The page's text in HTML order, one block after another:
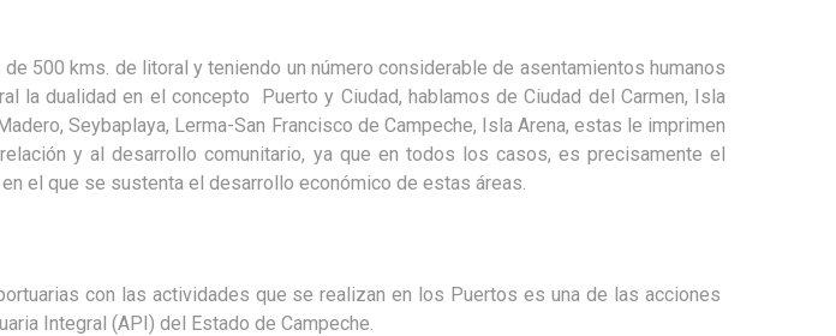
500 kms. de litoral y teniendo un número considerable de asentamientos humanos
la dualidad en el concepto Puerto y Ciudad, hablamos de Ciudad del Carmen, Isla
Seybaplaya, Lerma-San Francisco de Campeche, Isla Arena, estas le imprimen
y al desarrollo comunitario, ya que en todos los casos, es precisamente el
el que se sustenta el desarrollo económico de estas áreas.
con las actividades que se realizan en los Puertos es una de las acciones
Integral (API) del Estado de Campeche.